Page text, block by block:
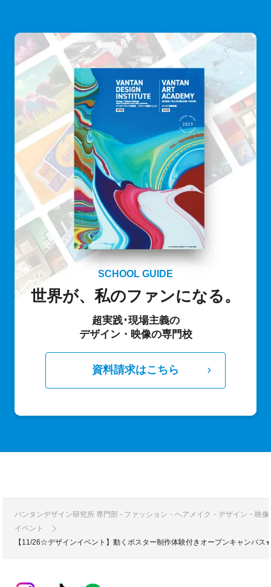
SCHOOL GUIDE
世界が、私のファンになる。
超実践･現場主義の
デザイン・映像の専門校
資料請求はこちら
バンタンデザイン研究所 専門部 - ファッション・ヘアメイク・デザイン・映
イベント
【11/26☆デザインイベント】動くポスター制作体験付きオープンキャンパ